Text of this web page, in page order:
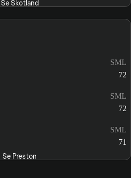
Se Skotland
SML
72
SML
72
SML
71
Se Preston